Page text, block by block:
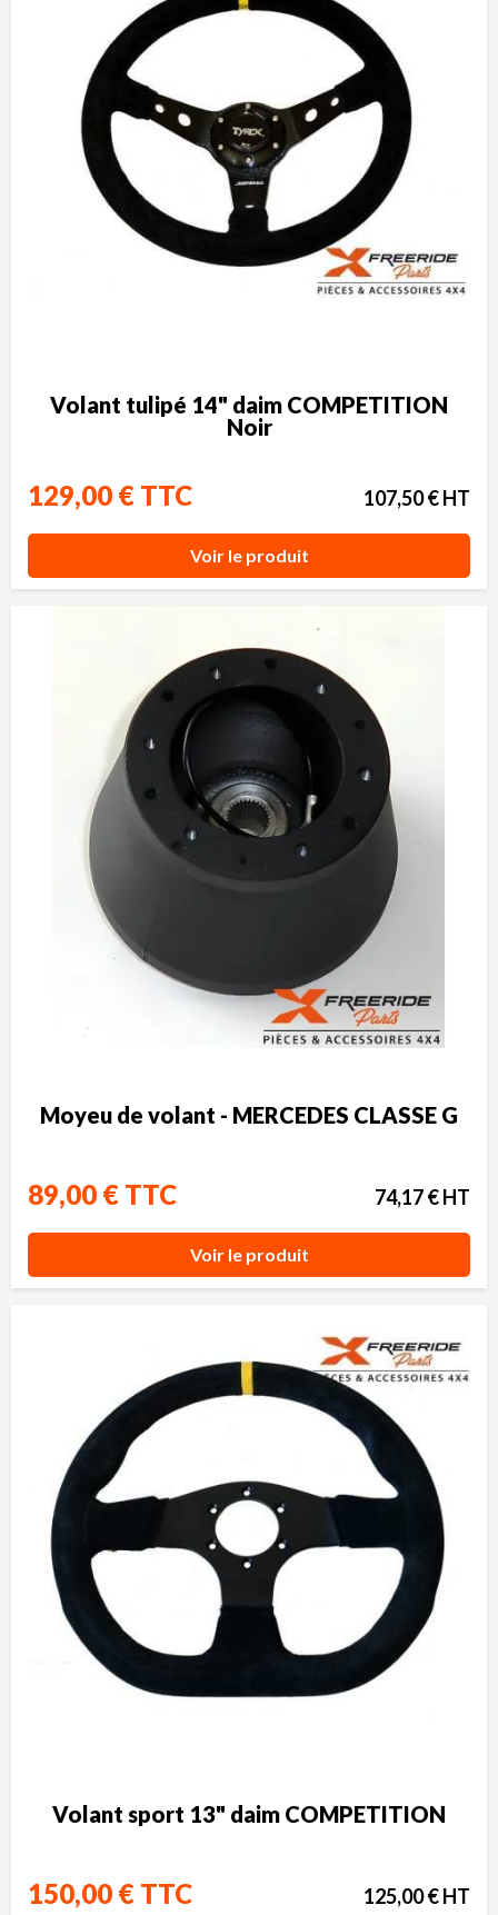
Volant tulipé 14" daim COMPETITION
Noir
129,00 € TTC 107,50 € HT
Voir le produit
Moyeu de volant - MERCEDES CLASSE G
89,00 € TTC 74,17 € HT
Voir le produit
Volant sport 13" daim COMPETITION
150,00 € TTC 125,00 € HT